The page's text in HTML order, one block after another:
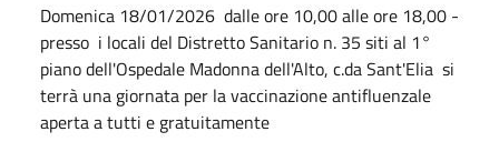
Domenica 18/01/2026 dalle ore 10,00 alle ore 18,00 -
presso i locali del Distretto Sanitario n. 35 siti al 1°
piano dell'Ospedale Madonna dell'Alto, c.da Sant'Elia si
terrà una giornata per la vaccinazione antifluenzale
aperta a tutti e gratuitamente